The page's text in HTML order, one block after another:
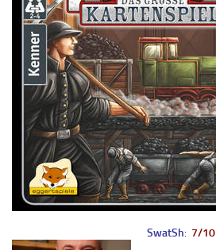
SwatSh: 7/10